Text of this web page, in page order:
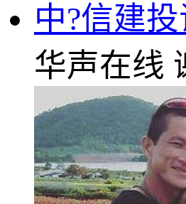
中?信建
华声在线